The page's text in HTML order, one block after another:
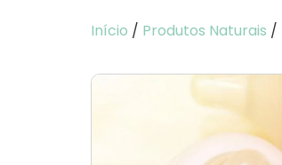
Início / Produtos Naturais /